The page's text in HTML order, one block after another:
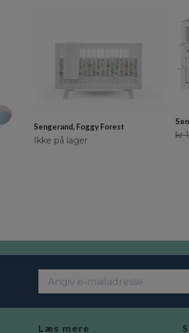
Sengerand, Foggy Forest
Ikke på lager kr
Læs mere